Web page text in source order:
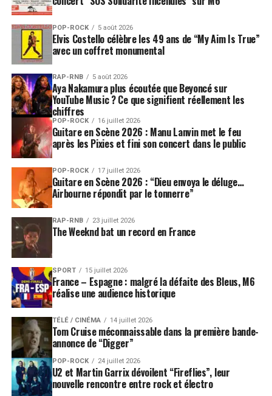
POP-ROCK 5 août 2026
Elvis Costello célèbre les 49 ans de “My Aim Is True”
avec un coffret monumental
RAP-RNB 5 août 2026
Aya Nakamura plus écoutée que Beyoncé sur
YouTube Music ? Ce que signifient réellement les
chiffres
POP-ROCK 16 juillet 2026
Guitare en Scène 2026 : Manu Lanvin met le feu
après les Pixies et fini son concert dans le public
POP-ROCK 17 juillet 2026
Guitare en Scène 2026 : “Dieu envoya le déluge…
Airbourne répondit par le tonnerre”
RAP-RNB 23 juillet 2026
The Weeknd bat un record en France
SPORT 15 juillet 2026
France – Espagne : malgré la défaite des Bleus, M6
réalise une audience historique
TÉLÉ / CINÉMA 14 juillet 2026
Tom Cruise méconnaissable dans la première bande-
annonce de “Digger”
POP-ROCK 24 juillet 2026
U2 et Martin Garrix dévoilent “Fireflies”, leur
nouvelle rencontre entre rock et électro